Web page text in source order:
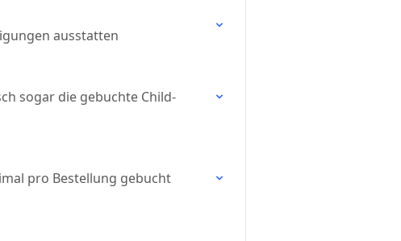
ausstatten
sogar die gebuchte Child-
pro Bestellung gebucht